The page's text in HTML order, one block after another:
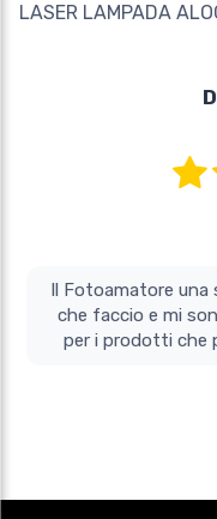
LASER LAMPADA
Il Fotoamatore una
che faccio e mi
per i prodotti che